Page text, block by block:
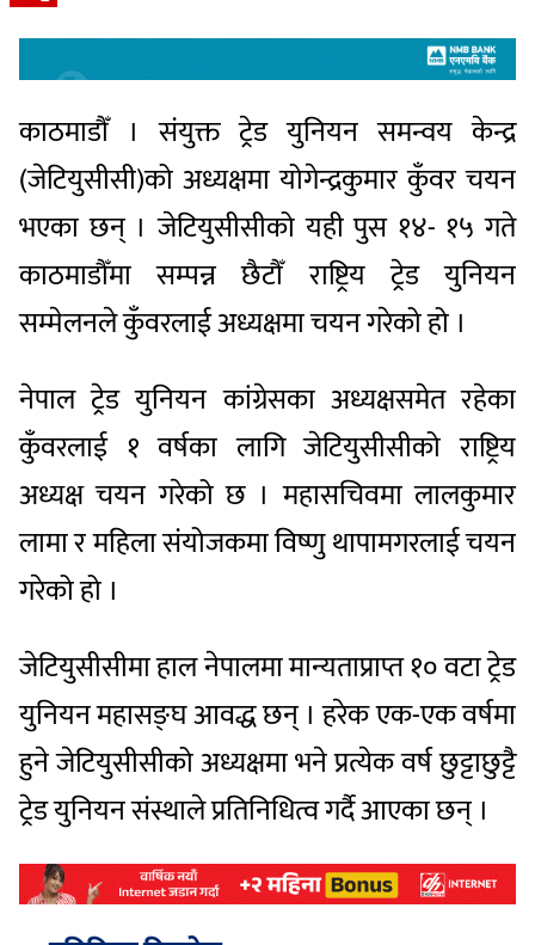
काठमाडौँ । संयुक्त ट्रेड युनियन समन्वय केन्द्र
(जेटियुसीसी)को अध्यक्षमा योगेन्द्रकुमार कुँवर चयन
भएका छन् । जेटियुसीसीको यही पुस १४- १५ गते
काठमाडौँमा सम्पन्न छैटौँ राष्ट्रिय ट्रेड युनियन
सम्मेलनले कुँवरलाई अध्यक्षमा चयन गरेको हो ।
नेपाल ट्रेड युनियन कांग्रेसका अध्यक्षसमेत रहेका
कुँवरलाई १ वर्षका लागि जेटियुसीसीको राष्ट्रिय
अध्यक्ष चयन गरेको छ । महासचिवमा लालकुमार
लामा र महिला संयोजकमा विष्णु थापामगरलाई चयन
गरेको हो ।
जेटियुसीसीमा हाल नेपालमा मान्यताप्राप्त १० वटा ट्रेड
युनियन महासङ्घ आवद्ध छन् । हरेक एक-एक वर्षमा
हुने जेटियुसीसीको अध्यक्षमा भने प्रत्येक वर्ष छुट्टाछुट्टै
ट्रेड युनियन संस्थाले प्रतिनिधित्व गर्दै आएका छन् ।